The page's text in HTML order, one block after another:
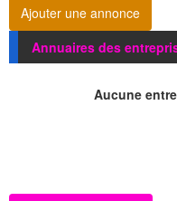
Ajouter une annonce
Annuaires des
Aucune